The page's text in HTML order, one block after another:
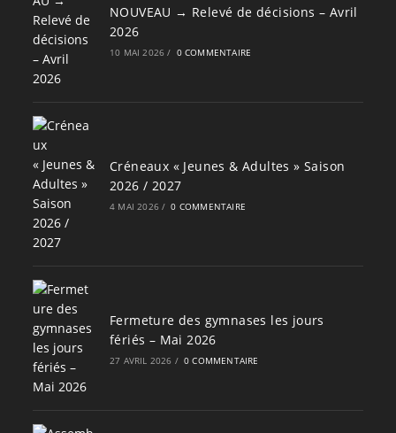
NOUVEAU → Relevé de décisions – Avril
2026
10 MAI 2026 / 0 COMMENTAIRE
Créneaux « Jeunes & Adultes » Saison
2026 / 2027
4 MAI 2026 / 0 COMMENTAIRE
Fermeture des gymnases les jours
fériés – Mai 2026
27 AVRIL 2026 / 0 COMMENTAIRE